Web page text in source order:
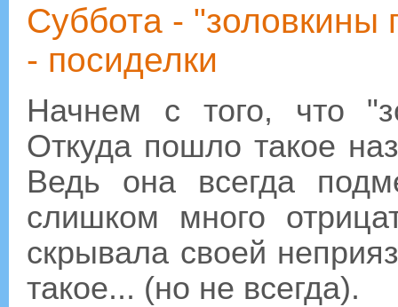
Суббота - "золовкины
- посиделки
Начнем с того, что
Откуда пошло такое
Ведь она всегда
слишком много
скрывала своей
такое... (но не всегда).